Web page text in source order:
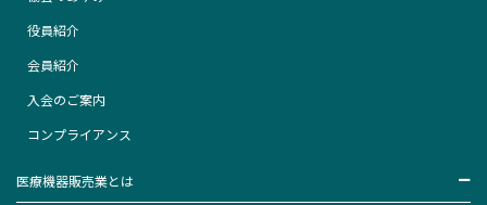
役員紹介
会員紹介
入会のご案内
コンプライアンス
医療機器販売業とは